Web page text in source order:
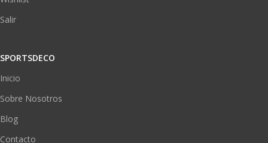
Salir
SPORTSDECO
Inicio
Sobre Nosotros
Blog
Contacto